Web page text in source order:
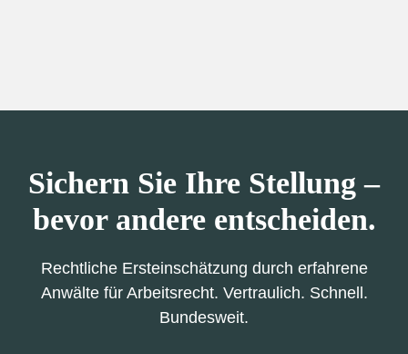
Sichern Sie Ihre Stellung –
bevor andere entscheiden.
Rechtliche Ersteinschätzung durch erfahrene
Anwälte für Arbeitsrecht. Vertraulich. Schnell.
Bundesweit.